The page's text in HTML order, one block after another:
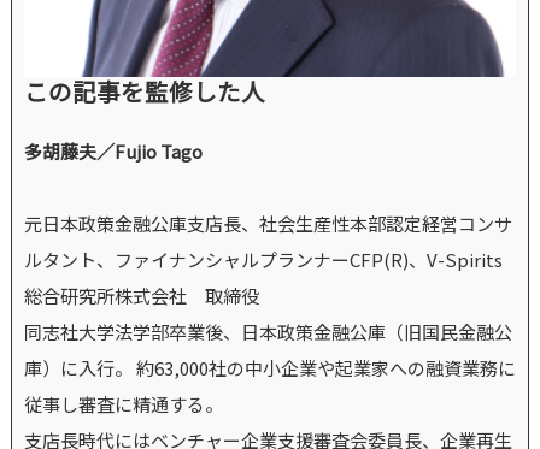
この記事を監修した人
多胡藤夫／Fujio Tago
元日本政策金融公庫支店長、社会生産性本部認定経営コンサ
ルタント、ファイナンシャルプランナーCFP(R)、V-Spirits
総合研究所株式会社 取締役
同志社大学法学部卒業後、日本政策金融公庫（旧国民金融公
庫）に入行。 約63,000社の中小企業や起業家への融資業務に
従事し審査に精通する。
支店長時代にはベンチャー企業支援審査会委員長、企業再生